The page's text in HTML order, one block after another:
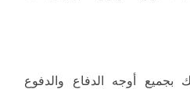
أوجه الدفاع والدفوع